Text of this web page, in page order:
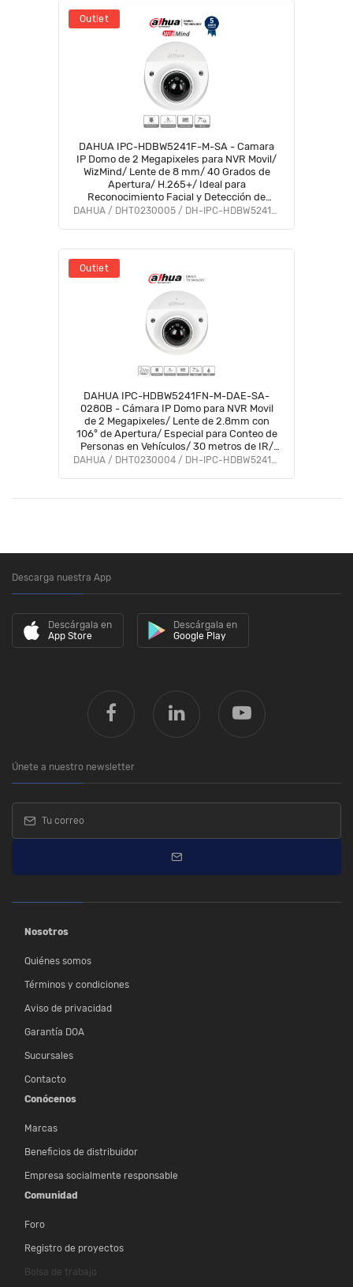
Outlet
DAHUA IPC-HDBW5241F-M-SA - Camara
IP Domo de 2 Megapixeles para NVR Movil/
WizMind/ Lente de 8 mm/ 40 Grados de
Apertura/ H.265+/ Ideal para
Reconocimiento Facial y Detección de
Rostros/ IR de 30 Metros/ Ranura para DAHUA / DHT0230005 / DH-IPC-HDBW5241FN-M
Outlet
DAHUA IPC-HDBW5241FN-M-DAE-SA-
0280B - Cámara IP Domo para NVR Movil
de 2 Megapixeles/ Lente de 2.8mm con
106° de Apertura/ Especial para Conteo de
Personas en Vehículos/ 30 metros de IR/
WDR Real de 120 dB/ Antivandálica IK10/DAHUA / DHT0230004 / DH-IPC-HDBW5241FN-M
Descarga nuestra App
Descárgala en
App Store
Descárgala en
Google Play
Únete a nuestro newsletter
Nosotros
Quiénes somos
Términos y condiciones
Aviso de privacidad
Garantía DOA
Sucursales
Contacto
Conócenos
Marcas
Beneficios de distribuidor
Empresa socialmente responsable
Comunidad
Foro
Registro de proyectos
Bolsa de trabajo